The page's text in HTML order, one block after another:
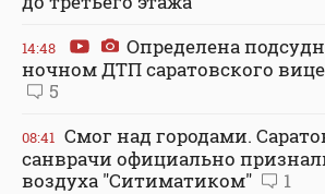
14:48
Определена
ночном ДТП саратовского
5
08:41 Смог над городами.
санврачи официально
воздуха "Ситиматиком"
1